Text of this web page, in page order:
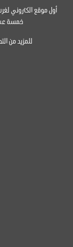
أول موقع الكتروني
خمسة
للمزيد من